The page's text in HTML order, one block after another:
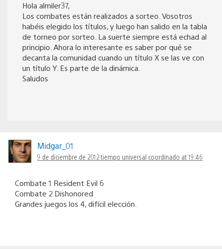
Hola almiler37,
Los combates están realizados a sorteo. Vosotros
habéis elegido los títulos, y luego han salido en la tabla
de torneo por sorteo. La suerte siempre está echad al
principio. Ahora lo interesante es saber por qué se
decanta la comunidad cuando un título X se las ve con
un título Y. Es parte de la dinámica.
Saludos
Midgar_01
9 de diciembre de 2012 tiempo universal coordinado at 19:46
Combate 1 Resident Evil 6
Combate 2 Dishonored
Grandes juegos los 4, difícil elección.